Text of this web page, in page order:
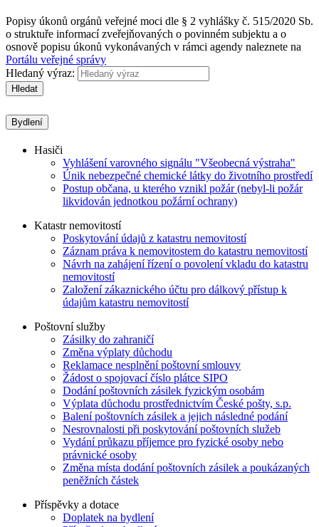
Popisy úkonů orgánů veřejné moci dle § 2 vyhlášky č. 515/2020 Sb.
o struktuře informací zveřejňovaných o povinném subjektu a o
osnově popisu úkonů vykonávaných v rámci agendy naleznete na
Portálu veřejné správy
Hledaný výraz:
Hledat
Bydlení
Hasiči
Vyhlášení varovného signálu "Všeobecná výstraha"
Únik nebezpečné chemické látky do životního prostředí
Postup občana, u kterého vznikl požár (nebyl-li požár
likvidován jednotkou požární ochrany)
Katastr nemovitostí
Poskytování údajů z katastru nemovitostí
Záznam práva k nemovitostem do katastru nemovitostí
Návrh na zahájení řízení o povolení vkladu do katastru
nemovitostí
Založení zákaznického účtu pro dálkový přístup k
údajům katastru nemovitostí
Poštovní služby
Zásilky do zahraničí
Změna výplaty důchodu
Reklamace nesplnění poštovní smlouvy
Žádost o spojovací číslo plátce SIPO
Dodání poštovních zásilek fyzickým osobám
Výplata důchodu prostřednictvím České pošty, s.p.
Balení poštovních zásilek a jejich následné podání
Nesrovnalosti při poskytování poštovních služeb
Vydání průkazu příjemce pro fyzické osoby nebo
právnické osoby
Změna místa dodání poštovních zásilek a poukázaných
peněžních částek
Příspěvky a dotace
Doplatek na bydlení